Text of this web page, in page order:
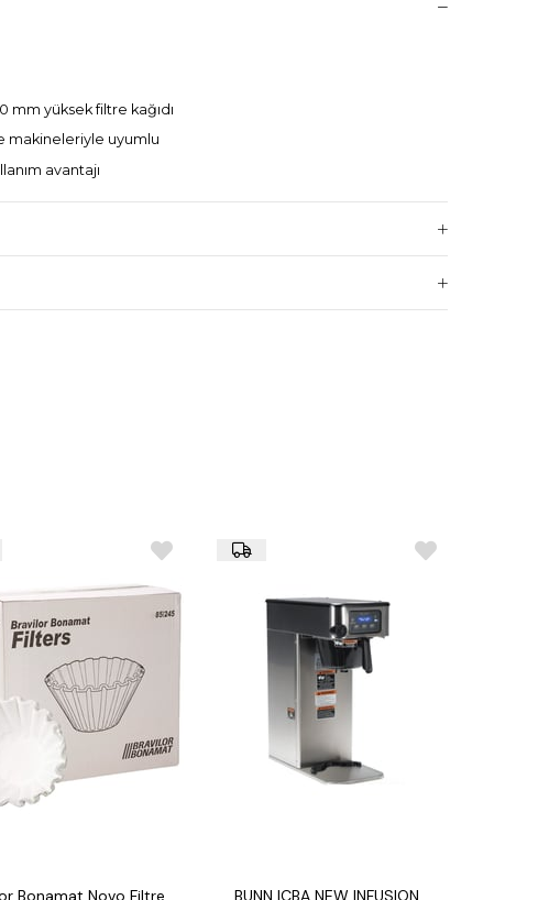
mm yüksek filtre kağıdı
makineleriyle uyumlu
avantajı
selüloz yapı
Bonamat Novo Filtre
BUNN ICBA NEW INFUSION